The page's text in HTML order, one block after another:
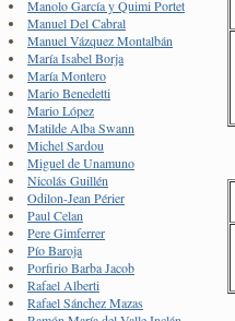
Manolo García y Quimi Portet
Manuel Del Cabral
Manuel Vázquez Montalbán
María Isabel Borja
María Montero
Mario Benedetti
Mario López
Matilde Alba Swann
Michel Sardou
Miguel de Unamuno
Nicolás Guillén
Odilon-Jean Périer
Paul Celan
Pere Gimferrer
Pío Baroja
Porfirio Barba Jacob
Rafael Alberti
Rafael Sánchez Mazas